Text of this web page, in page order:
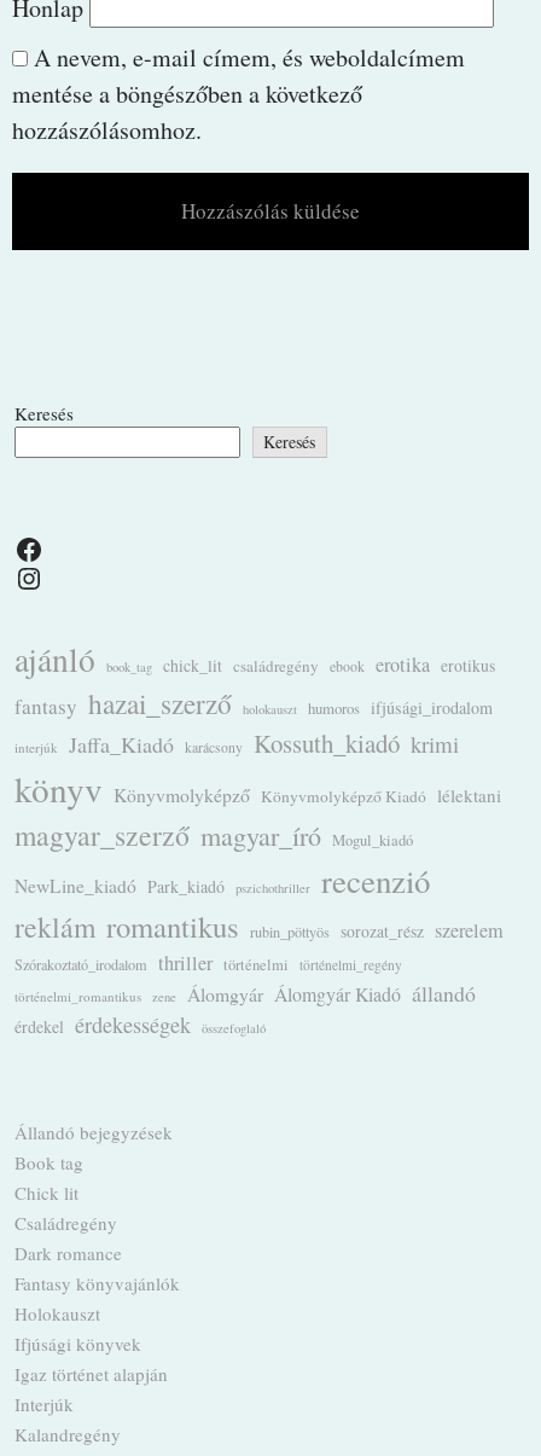
Honlap
A nevem, e-mail címem, és weboldalcímem
mentése a böngészőben a következő
hozzászólásomhoz.
Keresés
Keresés
Facebook
Instagram
ajánló book_tag chick_lit családregény ebook erotika erotikus
fantasy hazai_szerző holokauszt humoros ifjúsági_irodalom
interjúk Jaffa_Kiadó karácsony Kossuth_kiadó krimi
könyv Könyvmolyképző Könyvmolyképző Kiadó lélektani
magyar_szerző magyar_író Mogul_kiadó
NewLine_kiadó Park_kiadó pszichothriller recenzió
reklám romantikus rubin_pöttyös sorozat_rész szerelem
Szórakoztató_irodalom thriller történelmi
történelmi_regény
történelmi_romantikus
zene Álomgyár Álomgyár Kiadó állandó
érdekel érdekességek összefoglaló
Állandó bejegyzések
Book tag
Chick lit
Családregény
Dark romance
Fantasy könyvajánlók
Holokauszt
Ifjúsági könyvek
Igaz történet alapján
Interjúk
Kalandregény